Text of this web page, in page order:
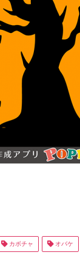
カボチャ オバケ